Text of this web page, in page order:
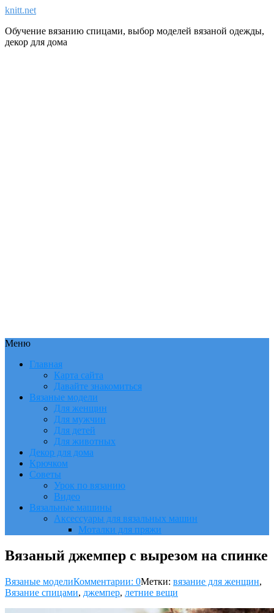
knitt.net
Обучение вязанию спицами, выбор моделей вязаной одежды,
декор для дома
Меню
Главная
Карта сайта
Давайте знакомиться
Вязаные модели
Для женщин
Для мужчин
Для детей
Для животных
Декор для дома
Крючком
Советы
Урок по вязанию
Видео
Вязальные машины
Аксессуары для вязальных машин
Моталки для пряжи
Вязаный джемпер с вырезом на спинке
Вязаные моделиКомментарии: 0Метки: вязание для женщин,
Вязание спицами, джемпер, летние вещи